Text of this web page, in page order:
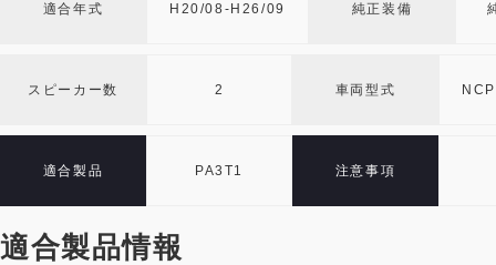
適合年式 H20/08-H26/09 純正装備
スピーカー数 2 車両型式
適合製品 PA3T1 注意事項
適合製品情報